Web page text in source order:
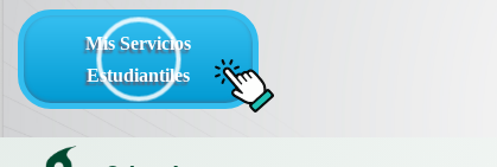
Mis Servicios
Estudiantiles